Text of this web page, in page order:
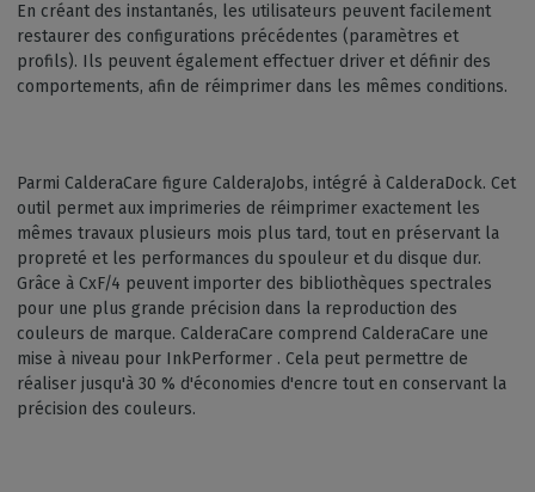
En créant des instantanés, les utilisateurs peuvent facilement
restaurer des configurations précédentes (paramètres et
profils). Ils peuvent également effectuer driver et définir des
comportements, afin de réimprimer dans les mêmes conditions.
Parmi CalderaCare figure CalderaJobs, intégré à CalderaDock. Cet
outil permet aux imprimeries de réimprimer exactement les
mêmes travaux plusieurs mois plus tard, tout en préservant la
propreté et les performances du spouleur et du disque dur.
Grâce à CxF/4 peuvent importer des bibliothèques spectrales
pour une plus grande précision dans la reproduction des
couleurs de marque. CalderaCare comprend CalderaCare une
mise à niveau pour InkPerformer . Cela peut permettre de
réaliser jusqu'à 30 % d'économies d'encre tout en conservant la
précision des couleurs.